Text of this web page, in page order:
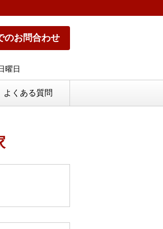
のお問合わせ
曜日
よくある質問